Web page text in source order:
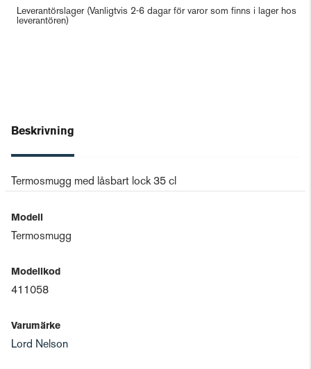
Leverantörslager (Vanligtvis 2-6 dagar för varor som finns i lager hos
leverantören)
Beskrivning
Termosmugg med låsbart lock 35 cl
Modell
Termosmugg
Modellkod
411058
Varumärke
Lord Nelson